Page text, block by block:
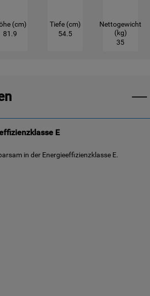
(cm)
81.9
Tiefe (cm)
54.5
Nettogewicht
(kg)
35
E
in der Energieeffizienzklasse E.